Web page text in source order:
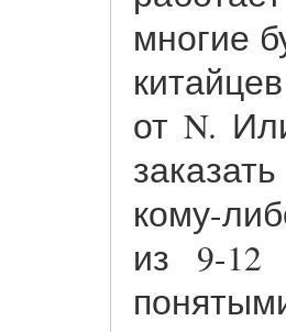
многие
от N.
кому-
из 9-12